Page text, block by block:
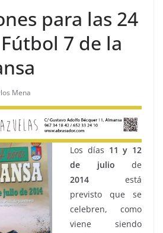
para las 24
7 de la
Mena
Los días 11 y 12
de julio de
2014 está
previsto que se
celebren, como
viene siendo